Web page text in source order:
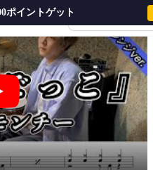
会員登録・ログイ
ポイントゲット
たちごっこ - チャットモンチー